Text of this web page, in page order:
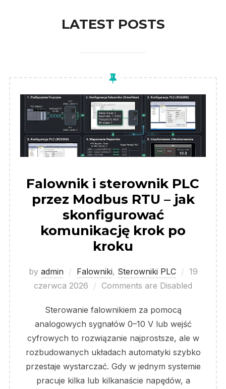
content
LATEST POSTS
Falownik i sterownik PLC
przez Modbus RTU – jak
skonfigurować
komunikację krok po
kroku
by admin Falowniki, Sterowniki PLC
Posted
on
19
czerwca 2026
Comments are Disabled
Sterowanie falownikiem za pomocą
analogowych sygnałów 0–10 V lub wejść
cyfrowych to rozwiązanie najprostsze, ale w
rozbudowanych układach automatyki szybko
przestaje wystarczać. Gdy w jednym systemie
pracuje kilka lub kilkanaście napędów, a